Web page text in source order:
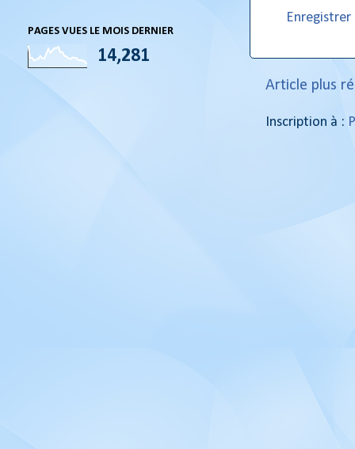
Article plus
Inscription à :
PAGES VUES LE MOIS DERNIER
14,281